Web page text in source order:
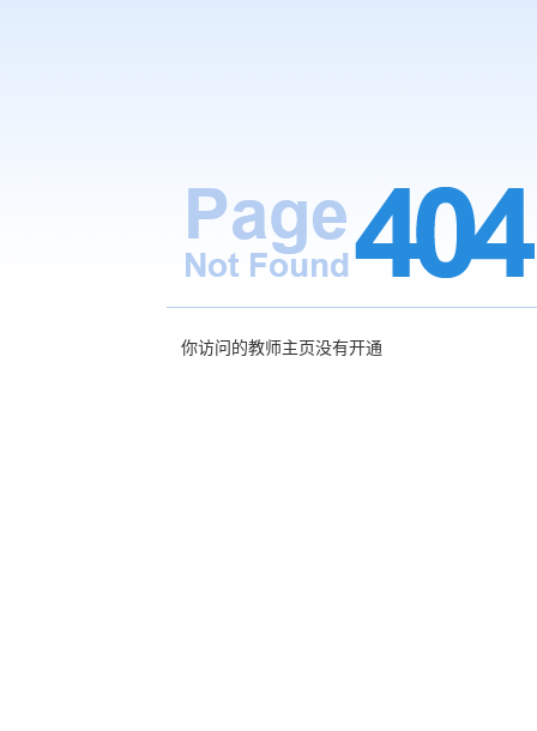
你访问的教师主页没有开通